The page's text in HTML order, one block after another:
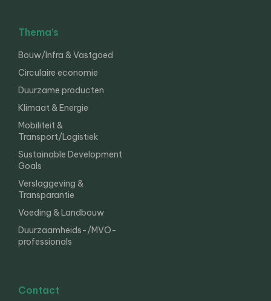
Thema’s
Bouw/Infra & Vastgoed
Circulaire economie
Duurzame producten
Klimaat & Energie
Mobiliteit &
Transport/Logistiek
Sustainable Development
Goals
Verslaggeving &
Transparantie
Voeding & Landbouw
Duurzaamheids-/MVO-
professionals
Contact